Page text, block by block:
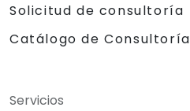
Solicitud de consultoría
Catálogo de Consultoría
Servicios